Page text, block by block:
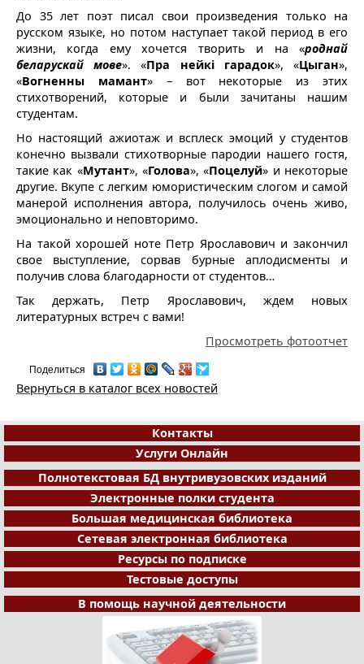
До 35 лет поэт писал свои произведения только на
русском языке, но потом наступает такой период в его
жизни, когда ему хочется творить и на «роднай
беларускай мове». «Пра нейкi гарадок», «Цыган»,
«Вогненны мамант» – вот некоторые из этих
стихотворений, которые и были зачитаны нашим
студентам.
Но настоящий ажиотаж и всплеск эмоций у студентов
конечно вызвали стихотворные пародии нашего гостя,
такие как «Мутант», «Голова», «Поцелуй» и некоторые
другие. Вкупе с легким юмористическим слогом и самой
манерой исполнения автора, получилось очень живо,
эмоционально и неповторимо.
На такой хорошей ноте Петр Ярославович и закончил
свое выступление, сорвав бурные аплодисменты и
получив слова благодарности от студентов…
Так держать, Петр Ярославович, ждем новых
литературных встреч с вами!
Просмотреть фотоотчет
Поделиться
Вернуться в каталог всех новостей
Контакты
Услуги Онлайн
Полнотекстовая БД внутривузовских изданий
Электронные полки студента
Большая медицинская библиотека
Сетевая электронная библиотека
Ресурсы по подписке
Тестовые доступы
В помощь научной деятельности